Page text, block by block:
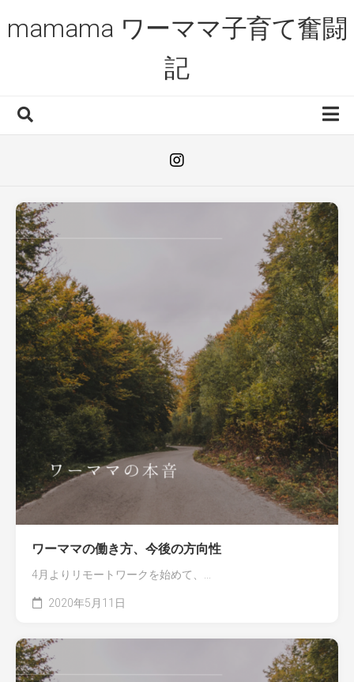
tomamama ワーママ子育て奮闘
記
3人育児体験談
ワーキングマザー
はじめまして
ワーママの働き方、今後の方向性
4月よりリモートワークを始めて、...
2020年5月11日